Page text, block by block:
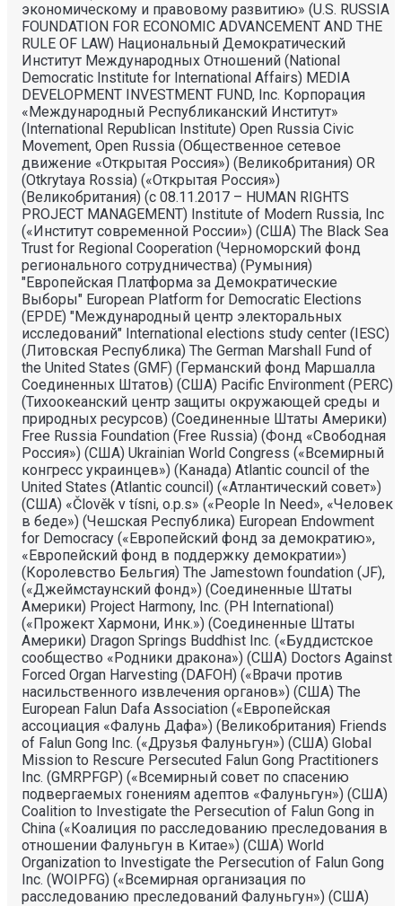
экономическому и правовому развитию» (U.S. RUSSIA
FOUNDATION FOR ECONOMIC ADVANCEMENT AND THE
RULE OF LAW) Национальный Демократический
Институт Международных Отношений (National
Democratic Institute for International Affairs) MEDIA
DEVELOPMENT INVESTMENT FUND, Inc. Корпорация
«Международный Республиканский Институт»
(International Republican Institute) Open Russia Civic
Movement, Open Russia (Общественное сетевое
движение «Открытая Россия») (Великобритания) OR
(Otkrytaya Rossia) («Открытая Россия»)
(Великобритания) (с 08.11.2017 – HUMAN RIGHTS
PROJECT MANAGEMENT) Institute of Modern Russia, Inc
(«Институт современной России») (США) The Black Sea
Trust for Regional Cooperation (Черноморский фонд
регионального сотрудничества) (Румыния)
"Европейская Платформа за Демократические
Выборы" European Platform for Democratic Elections
(EPDE) "Международный центр электоральных
исследований" International elections study center (IESC)
(Литовская Республика) The German Marshall Fund of
the United States (GMF) (Германский фонд Маршалла
Соединенных Штатов) (США) Pacific Environment (PERC)
(Тихоокеанский центр защиты окружающей среды и
природных ресурсов) (Соединенные Штаты Америки)
Free Russia Foundation (Free Russia) (Фонд «Свободная
Россия») (США) Ukrainian World Congress («Всемирный
конгресс украинцев») (Канада) Atlantic council of the
United States (Atlantic council) («Атлантический совет»)
(США) «Člověk v tísni, o.p.s» («People In Need», «Человек
в беде») (Чешская Республика) European Endowment
for Democracy («Европейский фонд за демократию»,
«Европейский фонд в поддержку демократии»)
(Королевство Бельгия) The Jamestown foundation (JF),
(«Джеймстаунский фонд») (Соединенные Штаты
Америки) Project Harmony, Inc. (PH International)
(«Прожект Хармони, Инк.») (Соединенные Штаты
Америки) Dragon Springs Buddhist Inc. («Буддистское
сообщество «Родники дракона») (США) Doctors Against
Forced Organ Harvesting (DAFOH) («Врачи против
насильственного извлечения органов») (США) The
European Falun Dafa Association («Европейская
ассоциация «Фалунь Дафа») (Великобритания) Friends
of Falun Gong Inc. («Друзья Фалуньгун») (США) Global
Mission to Rescure Persecuted Falun Gong Practitioners
Inc. (GMRPFGP) («Всемирный совет по спасению
подвергаемых гонениям адептов «Фалуньгун») (США)
Coalition to Investigate the Persecution of Falun Gong in
China («Коалиция по расследованию преследования в
отношении Фалуньгун в Китае») (США) World
Organization to Investigate the Persecution of Falun Gong
Inc. (WOIPFG) («Всемирная организация по
расследованию преследований Фалуньгун») (США)